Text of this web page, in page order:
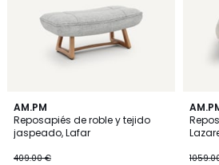
AM.PM
Reposapiés de roble y tejido
jaspeado, Lafar
409.00 €
5
/
5
3